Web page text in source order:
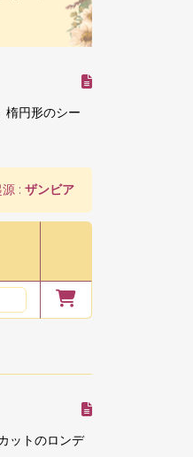
楕円形のシー
: ザンビア
ットのロンデ